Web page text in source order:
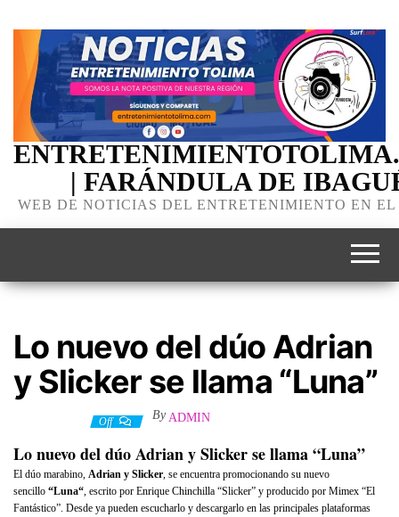
| FARÁNDULA DE
WEB DE NOTICIAS DEL ENTRETENIMIENTO EN
Lo nuevo del dúo Adrian
y Slicker se llama “Luna”
Off By ADMIN
Lo nuevo del dúo Adrian y Slicker se llama “Luna”
El dúo marabino, Adrian y Slicker, se encuentra promocionando su nuevo
sencillo “Luna“, escrito por Enrique Chinchilla “Slicker” y producido por Mimex “El
Fantástico”. Desde ya pueden escucharlo y descargarlo en las principales plataformas